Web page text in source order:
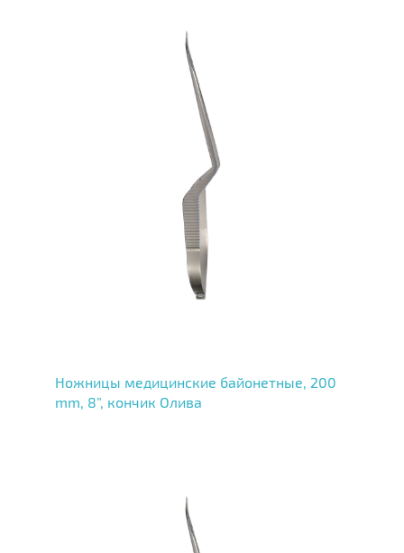
Ножницы медицинские байонетные, 200
mm, 8”, кончик Олива